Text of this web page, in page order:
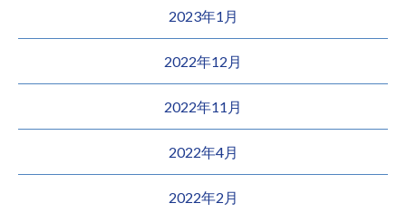
2023年1月
2022年12月
2022年11月
2022年4月
2022年2月